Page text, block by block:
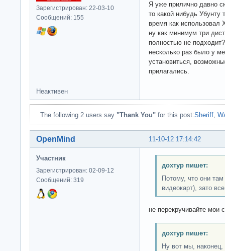
Зарегистрирован: 22-03-10
Сообщений: 155
Я уже прилично давно
то какой нибудь Убунту
время как использовал
ну как минимум три
полностью не
несколько раз было у
установиться,
прилагались.
Неактивен
The following 2 users say "Thank You" for this post:Sheriff,
11-10-12 17:14:42
OpenMind
Участник
Зарегистрирован: 02-09-12
Сообщений: 319
дохтур пишет:
Потому, что они
видеокарт), зато
не перекручивайте мои
дохтур пишет:
Ну вот мы,